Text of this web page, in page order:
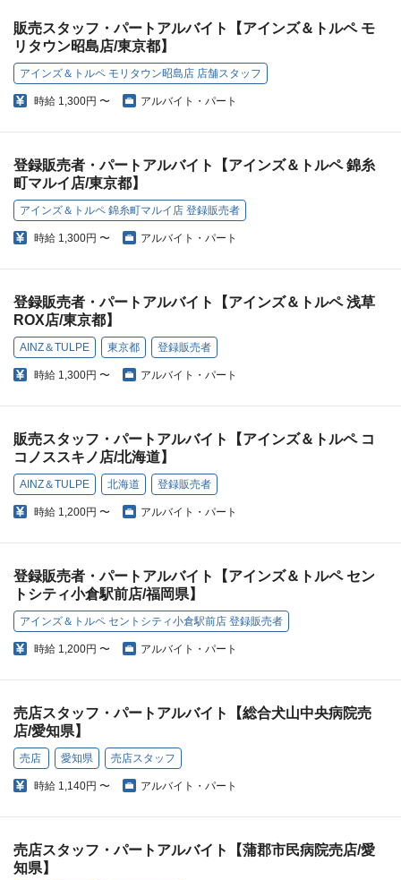
販売スタッフ・パートアルバイト【アインズ＆トルペ モ
リタウン昭島店/東京都】
アインズ＆トルペ モリタウン昭島店 店舗スタッフ
時給 1,300円 〜 アルバイト・パート
登録販売者・パートアルバイト【アインズ＆トルペ 錦糸
町マルイ店/東京都】
アインズ＆トルペ 錦糸町マルイ店 登録販売者
時給 1,300円 〜 アルバイト・パート
登録販売者・パートアルバイト【アインズ＆トルペ 浅草
ROX店/東京都】
AINZ＆TULPE 東京都 登録販売者
時給 1,300円 〜 アルバイト・パート
販売スタッフ・パートアルバイト【アインズ＆トルペ コ
コノススキノ店/北海道】
AINZ＆TULPE 北海道 登録販売者
時給 1,200円 〜 アルバイト・パート
登録販売者・パートアルバイト【アインズ＆トルペ セン
トシティ小倉駅前店/福岡県】
アインズ＆トルペ セントシティ小倉駅前店 登録販売者
時給 1,200円 〜 アルバイト・パート
売店スタッフ・パートアルバイト【総合犬山中央病院売
店/愛知県】
売店 愛知県 売店スタッフ
時給 1,140円 〜 アルバイト・パート
売店スタッフ・パートアルバイト【蒲郡市民病院売店/愛
知県】